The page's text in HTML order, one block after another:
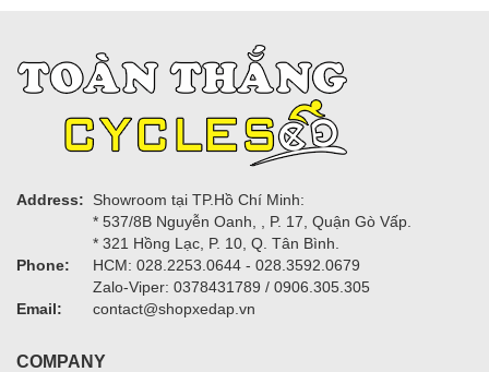
Address:
Showroom tại TP.Hồ Chí Minh:
* 537/8B Nguyễn Oanh, , P. 17, Quận Gò Vấp.
* 321 Hồng Lạc, P. 10, Q. Tân Bình.
Phone:
HCM: 028.2253.0644 - 028.3592.0679
Zalo-Viper: 0378431789 / 0906.305.305
Email:
contact@shopxedap.vn
COMPANY